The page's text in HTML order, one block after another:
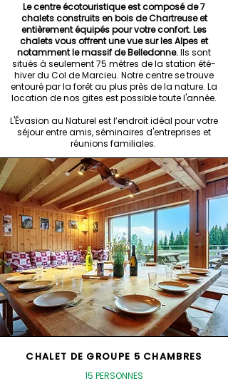
Le centre écotouristique est composé de 7
chalets construits en bois de Chartreuse et
entièrement équipés pour votre confort. Les
chalets vous offrent une vue sur les Alpes et
notamment le massif de Belledonne.Ils sont
situés à seulement 75 mètres de la station été-
hiver du Col de Marcieu. Notre centre se trouve
entouré par la forêt au plus près de la nature. La
location de nos gites est possible toute l'année.
L'Évasion au Naturel est l’endroit idéal pour votre
séjour entre amis, séminaires d'entreprises et
réunions familiales.
CHALET DE GROUPE 5 CHAMBRES
15 PERSONNES